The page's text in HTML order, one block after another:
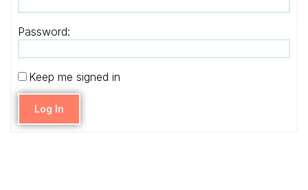
Password:
Keep me signed in
Log In